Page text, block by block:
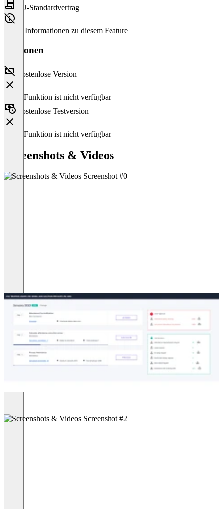
EU-Standardvertrag
Keine Informationen zu diesem Feature
Versionen
Kostenlose Version
Diese Funktion ist nicht verfügbar
Kostenlose Testversion
Diese Funktion ist nicht verfügbar
Screenshots & Videos